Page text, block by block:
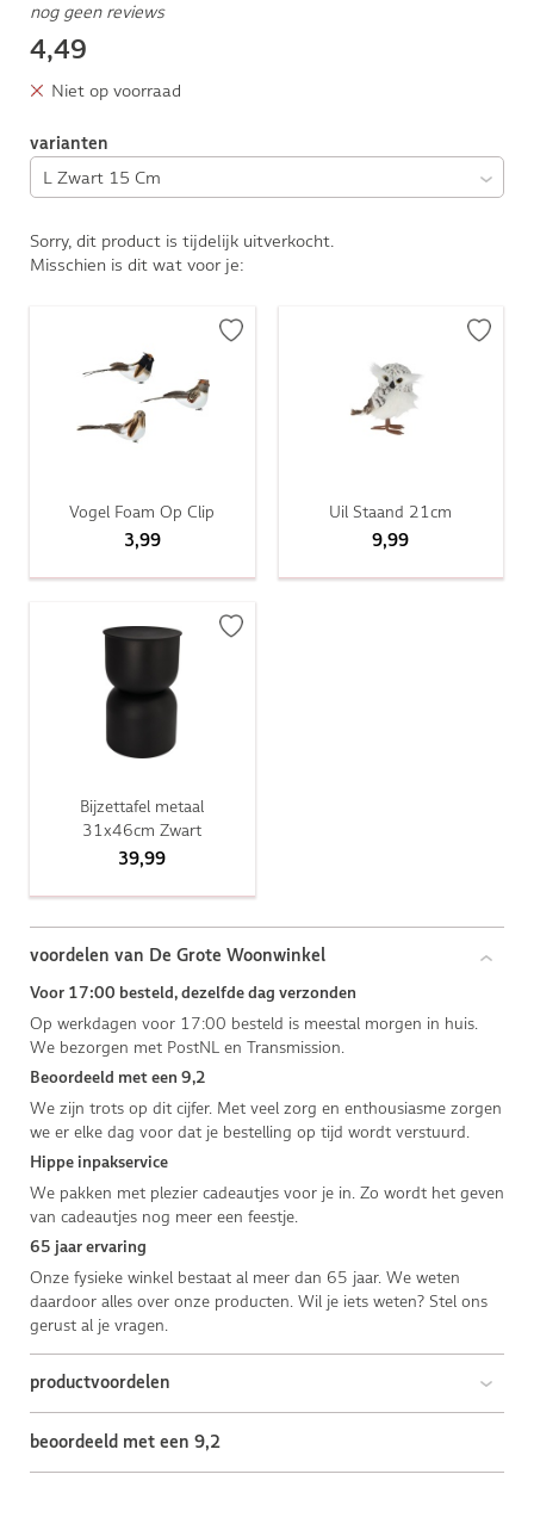
nog geen reviews
4,49
Niet op voorraad
varianten
Sorry, dit product is tijdelijk uitverkocht.
Misschien is dit wat voor je:
Vogel Foam Op Clip
3,99
Uil Staand 21cm
9,99
Bijzettafel metaal
31x46cm Zwart
39,99
voordelen van De Grote Woonwinkel
Voor 17:00 besteld, dezelfde dag verzonden
Op werkdagen voor 17:00 besteld is meestal morgen in huis.
We bezorgen met PostNL en Transmission.
Beoordeeld met een 9,2
We zijn trots op dit cijfer. Met veel zorg en enthousiasme zorgen
we er elke dag voor dat je bestelling op tijd wordt verstuurd.
Hippe inpakservice
We pakken met plezier cadeautjes voor je in. Zo wordt het geven
van cadeautjes nog meer een feestje.
65 jaar ervaring
Onze fysieke winkel bestaat al meer dan 65 jaar. We weten
daardoor alles over onze producten. Wil je iets weten? Stel ons
gerust al je vragen.
productvoordelen
beoordeeld met een 9,2